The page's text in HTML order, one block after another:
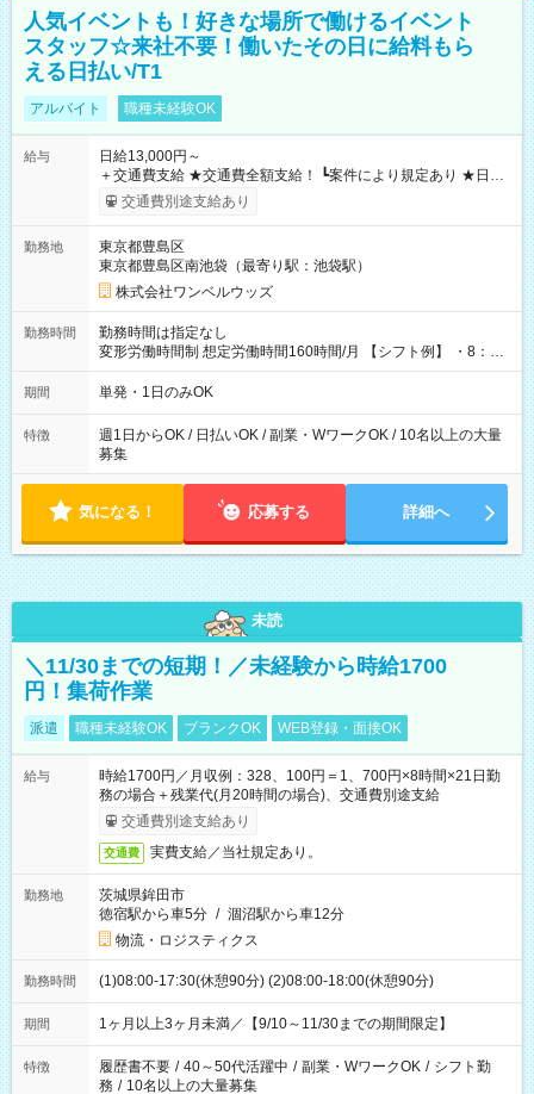
人気イベントも！好きな場所で働けるイベント
スタッフ☆来社不要！働いたその日に給料もら
える日払い/T1
アルバイト 職種未経験OK
給与
日給13,000円～
＋交通費支給 ★交通費全額支給！ ┗案件により規定あり ★日払
いOK！（規定あり） ┗働いたその日に現金GET♪ お仕事後はコ
ンビニATMから 日払い分を引き落とせます！ 【試用期間】試
交通費別途支給あり
勤務地
東京都豊島区
東京都豊島区南池袋（最寄り駅：池袋駅）
株式会社ワンベルウッズ
勤務時間
勤務時間は指定なし
変形労働時間制 想定労働時間160時間/月 【シフト例】 ・8：00
～21：00
期間 単発・1日のみOK
特徴
週1日からOK / 日払いOK / 副業・WワークOK / 10名以上の大量
募集
気になる！ 応募する 詳細へ
未読
＼11/30までの短期！／未経験から時給1700
円！集荷作業
派遣 職種未経験OK ブランクOK WEB登録・面接OK
給与
時給1700円／月収例：328、100円＝1、700円×8時間×21日勤
務の場合＋残業代(月20時間の場合)、交通費別途支給
交通費別途支給あり
交通費 実費支給／当社規定あり。
勤務地
茨城県鉾田市
徳宿駅から車5分 / 涸沼駅から車12分
物流・ロジスティクス
勤務時間 (1)08:00-17:30(休憩90分) (2)08:00-18:00(休憩90分)
期間 1ヶ月以上3ヶ月未満／【9/10～11/30までの期間限定】
特徴 履歴書不要 / 40～50代活躍中 / 副業・WワークOK / シフト勤
務 / 10名以上の大量募集